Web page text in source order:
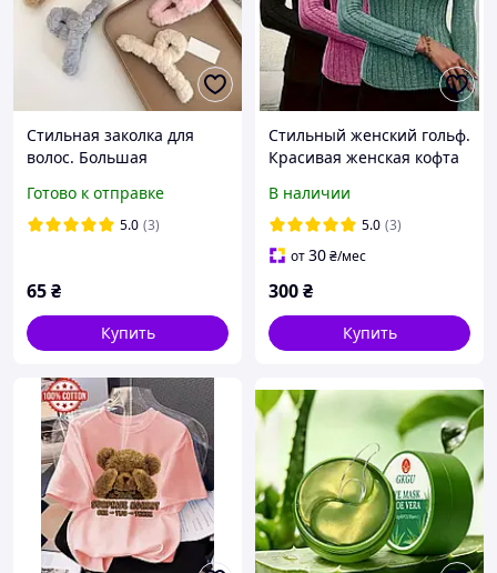
Стильная заколка для
волос. Большая
пушистая заколка.
Крабики для волос
Готово к отправке
5.0 (3)
65₴
Купить
Стильный женский гольф.
Красивая женская кофта
В наличии
5.0 (3)
от30₴/мес
300₴
Купить